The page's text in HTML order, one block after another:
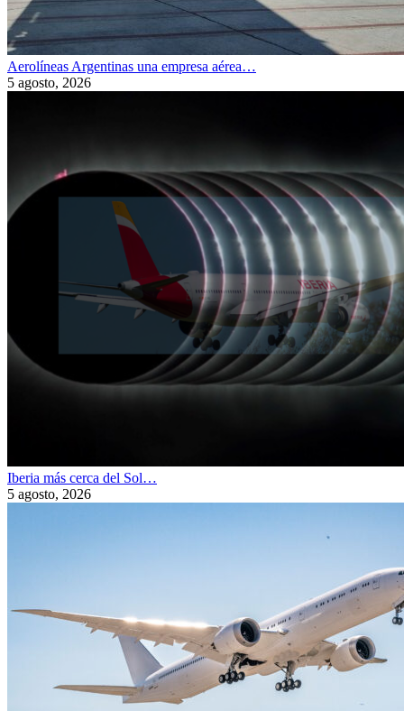
Aerolíneas Argentinas una empresa aérea…
5 agosto, 2026
Iberia más cerca del Sol…
5 agosto, 2026